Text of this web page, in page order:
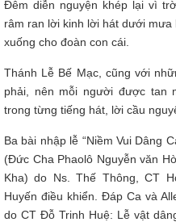
Đêm diễn nguyện khép lại vì
râm ran lời kinh lời hát dưới
xuống cho đoàn con cái.
Thánh Lễ Bế Mạc, cũng với
phải, nên mỗi người được tan
trong từng tiếng hát, lời cầu
Ba bài nhập lễ “Niềm Vui Dâng
(Đức Cha Phaolô Nguyễn văn
Kha) do Ns. Thế Thông, CT
Huyến điều khiển. Đáp Ca và
do CT Đỗ Trinh Huệ: Lễ vật